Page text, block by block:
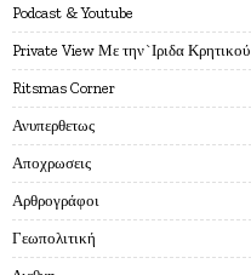
Podcast & Youtube
Private View Με την`Ιριδα Κρητικού
Ritsmas Corner
Ανυπερθετως
Αποχρωσεις
Αρθρογράφοι
Γεωπολιτική